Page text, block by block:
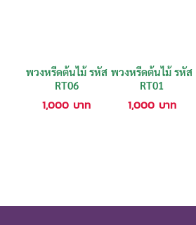
พวงหรีดต้นไม้ รหัส
RT06
1,000 บาท
พวงหรีดต้นไม้ รหัส
RT01
1,000 บาท